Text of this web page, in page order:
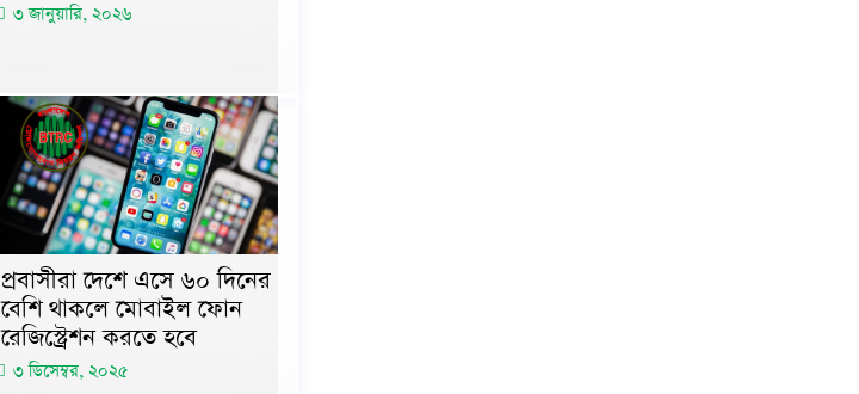
৩ জানুয়ারি, ২০২৬
প্রবাসীরা দেশে এসে ৬০ দিনের
বেশি থাকলে মোবাইল ফোন
রেজিস্ট্রেশন করতে হবে
৩ ডিসেম্বর, ২০২৫